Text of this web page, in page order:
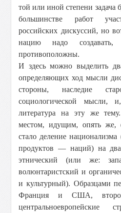
той или иной степени задача
большинстве работ
российских дискуссий, но
нацию надо создавать,
противоположны.
И здесь можно выделить
определяющих ход мысли
стороны, наследие
социологической мысли,
литература на эту же
местом, идущим, опять же,
стало деление национализма
продуктов — наций) на
этнический (или же:
волюнтаристский и
и культурный). Образцами
Франция и США,